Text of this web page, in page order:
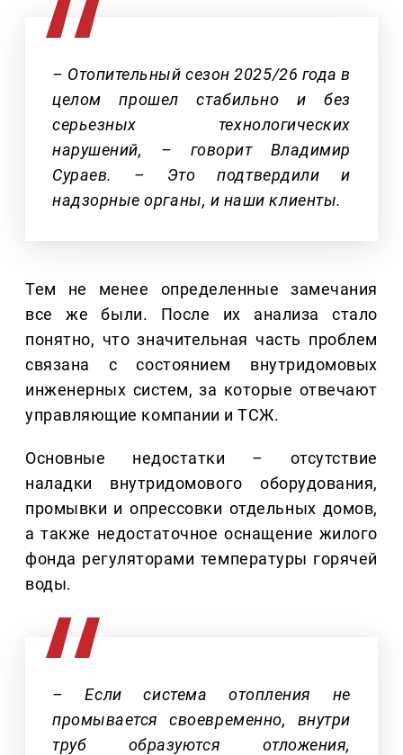
– Отопительный сезон 2025/26 года в
целом прошел стабильно и без
серьезных технологических
нарушений, – говорит Владимир
Сураев. – Это подтвердили и
надзорные органы, и наши клиенты.
Тем не менее определенные замечания
все же были. После их анализа стало
понятно, что значительная часть проблем
связана с состоянием внутридомовых
инженерных систем, за которые отвечают
управляющие компании и ТСЖ.
Основные недостатки – отсутствие
наладки внутридомового оборудования,
промывки и опрессовки отдельных домов,
а также недостаточное оснащение жилого
фонда регуляторами температуры горячей
воды.
– Если система отопления не
промывается своевременно, внутри
труб образуются отложения,